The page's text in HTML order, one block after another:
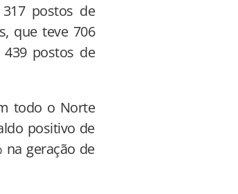
postos de
que teve 706
postos de
todo o Norte
positivo de
na geração de